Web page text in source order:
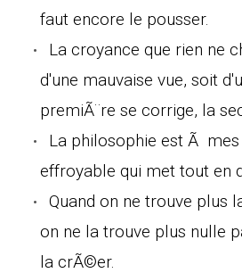
faut encore le pousser.
La croyance que rien ne
d'une mauvaise vue, soit
premiÃ¨re se corrige, la
La philosophie est Ã
effroyable qui met tout en
Quand on ne trouve plus
on ne la trouve plus nulle
la crÃ©er.